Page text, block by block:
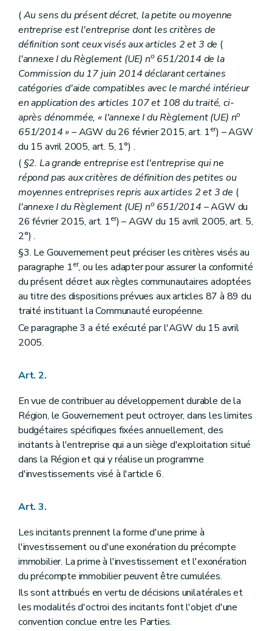
(Au sens du présent décret, la petite ou moyenne
entreprise est l'entreprise dont les critères de
définition sont ceux visés aux articles 2 et 3 de (
l'annexe I du Règlement (UE) no 651/2014 de la
Commission du 17 juin 2014 déclarant certaines
catégories d'aide compatibles avec le marché intérieur
en application des articles 107 et 108 du traité, ci-
après dénommée, « l'annexe I du Règlement (UE) no
651/2014 »– AGW du 26 février 2015, art. 1er) – AGW
du 15 avril 2005, art. 5, 1°) .
( §2. La grande entreprise est l'entreprise qui ne
répond pas aux critères de définition des petites ou
moyennes entreprises repris aux articles 2 et 3 de (
l'annexe I du Règlement (UE) no 651/2014 – AGW du
26 février 2015, art. 1er) – AGW du 15 avril 2005, art. 5,
2°) .
§3. Le Gouvernement peut préciser les critères visés au
paragraphe 1er, ou les adapter pour assurer la conformité
du présent décret aux règles communautaires adoptées
au titre des dispositions prévues aux articles 87 à 89 du
traité instituant la Communauté européenne.
Ce paragraphe 3 a été exécuté par l'AGW du 15 avril
2005.
Art. 2.
En vue de contribuer au développement durable de la
Région, le Gouvernement peut octroyer, dans les limites
budgétaires spécifiques fixées annuellement, des
incitants à l'entreprise qui a un siège d'exploitation situé
dans la Région et qui y réalise un programme
d'investissements visé à l'article 6.
Art. 3.
Les incitants prennent la forme d'une prime à
l'investissement ou d'une exonération du précompte
immobilier. La prime à l'investissement et l'exonération
du précompte immobilier peuvent être cumulées.
Ils sont attribués en vertu de décisions unilatérales et
les modalités d'octroi des incitants font l'objet d'une
convention conclue entre les Parties.